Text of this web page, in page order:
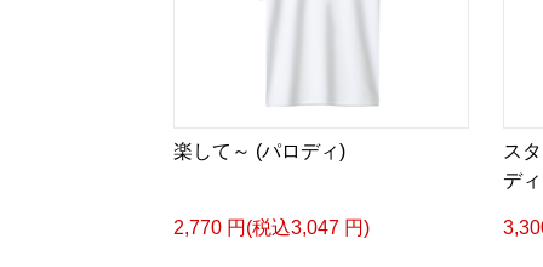
楽して～ (パロディ)
2,770 円(税込3,047 円)
ス
デ